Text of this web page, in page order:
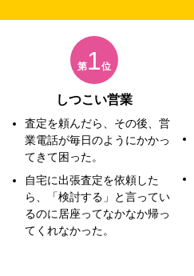
第1位
しつこい営業
査定を頼んだら、その後、営
業電話が毎日のようにかかっ
てきて困った。
自宅に出張査定を依頼した
ら、「検討する」と言ってい
るのに居座ってなかなか帰っ
てくれなかった。